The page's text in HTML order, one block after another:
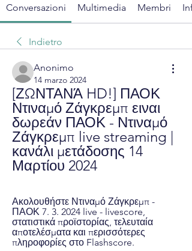
Conversazioni Multimedia Membri
Indietro
Anonimo
14 marzo 2024
[ΖΩΝΤΑΝΆ HD!] ΠΑΟΚ
Ντιναμό Ζάγκρεμπ ειναι
δωρεάν ΠΑΟΚ - Ντιναμό
Ζάγκρεμπ live streaming |
κανάλι μετάδοσης 14
Μαρτίου 2024
Ακολουθήστε Ντιναμό Ζάγκρεμπ -
ΠΑΟΚ 7. 3. 2024 live - livescore,
στατιστικά προϊστορίας, τελευταία
αποτελέσματα και περισσότερες
πληροφορίες στο Flashscore.